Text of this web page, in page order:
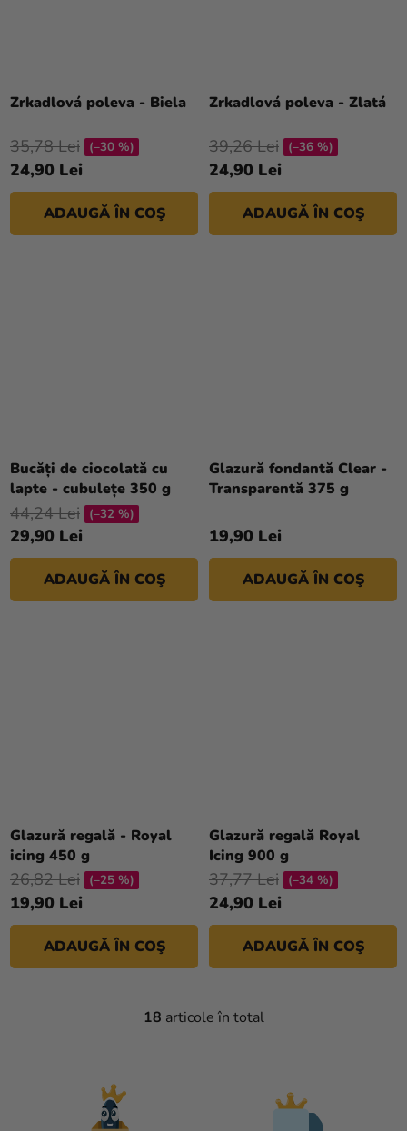
Zrkadlová poleva - Biela
24,90 Lei
35,78 Lei (–30 %)
ADAUGĂ ÎN COŞ
Zrkadlová poleva - Zlatá
24,90 Lei
39,26 Lei (–36 %)
ADAUGĂ ÎN COŞ
Bucăți de ciocolată cu
lapte - cubulețe 350 g
29,90 Lei
44,24 Lei (–32 %)
ADAUGĂ ÎN COŞ
Glazură fondantă Clear -
Transparentă 375 g
19,90 Lei
ADAUGĂ ÎN COŞ
Glazură regală - Royal
icing 450 g
19,90 Lei
26,82 Lei (–25 %)
ADAUGĂ ÎN COŞ
Glazură regală Royal
Icing 900 g
24,90 Lei
37,77 Lei (–34 %)
ADAUGĂ ÎN COŞ
C
18 articole în total